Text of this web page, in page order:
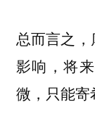
总而言之
影响，将
微，只能寄